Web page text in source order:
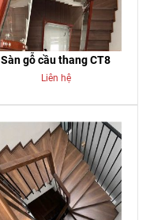
Sàn gỗ cầu thang CT8
Liên hệ